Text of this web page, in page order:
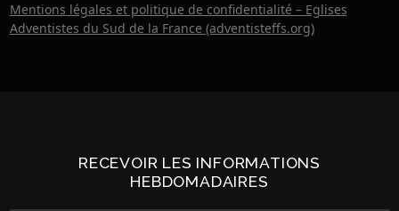
Mentions légales et politique de confidentialité – Eglises
Adventistes du Sud de la France (adventisteffs.org)
RECEVOIR LES INFORMATIONS
HEBDOMADAIRES